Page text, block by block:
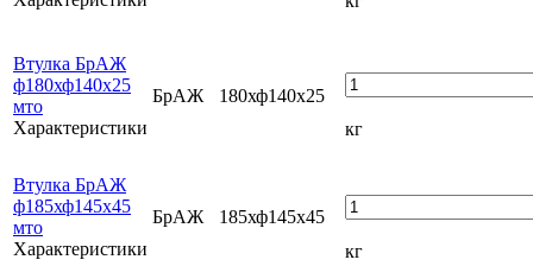
Втулка БрАЖ
ф180хф140х25
мто
Характеристики
БрАЖ
180хф140х25
кг
Втулка БрАЖ
ф185хф145х45
мто
Характеристики
БрАЖ
185хф145х45
кг